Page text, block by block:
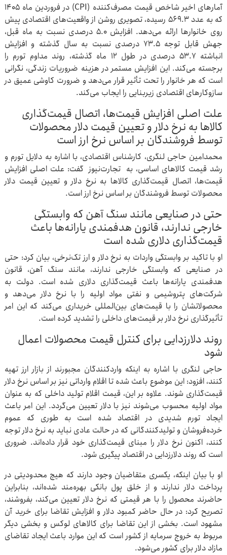
آمارهای اخیر شاخص قیمت مصرف‌کننده (CPI) در فروردین ماه ۱۴۰۵
که به عدد ۵۶۹.۳ رسیده، تصویری روشن از واقعیت‌های اقتصادی پیش
روی خانوارها ارائه می‌دهد. افزایش ۵.۰ درصدی نسبت به ماه قبل،
جهش قابل توجه ۷۳.۵ درصدی نسبت به سال گذشته و افزایش
انباشته ۵۳.۷ درصدی در طول ۱۲ ماه گذشته، روند مداوم تورم را
برجسته می‌کند. این افزایش مستمر در هزینه ضروریات زندگی، نگرانی‌
است که هر خانوار را تحت تأثیر قرار می‌دهد و ضرورت کاوشی عمیق در
سازوکارهای اقتصادی زیربنایی را ایجاب می‌کند.
علت اصلی افزایش قیمت‌ها، اتصال قیمت‌گذاری
کالاها به نرخ دلار و تعیین قیمت دلار محصولات
توسط فروشندگان بر اساس نرخ ارز است
محمدامین حاجی لنگری، کارشناس اقتصادی، با اشاره به دلایل تورم و
رشد قیمت کالاهای اساسی، به تجارت‌نیوز گفت: علت اصلی افزایش
قیمت‌ها، اتصال قیمت‌گذاری کالاها به نرخ دلار و تعیین قیمت دلار
محصولات توسط فروشندگان بر اساس نرخ ارز است.
حتی در صنایعی مانند سنگ آهن که وابستگی
خارجی ندارند، قانون هدفمندی یارانه‌ها باعث
قیمت‌گذاری دلاری شده است
او با تاکید بر وابستگی واردات به نرخ دلار و ارز تک‌نرخی، بیان کرد: حتی
در صنایعی که وابستگی خارجی ندارند، مانند سنگ آهن، قانون
هدفمندی یارانه‌ها باعث قیمت‌گذاری دلاری شده است. دولت به
شرکت‌های پتروشیمی و نفتی مواد اولیه را با نرخ دلار می‌دهد و
محصولاتشان را با قیمت‌های بین‌المللی خریداری می‌کند که این امر
تأثیرگذاری نرخ دلار بر قیمت‌های داخلی را تشدید کرده است.
روند دلارزدایی برای کنترل قیمت محصولات اعمال
شود
حاجی لنگری با اشاره به اینکه واردکنندگان مجبورند از بازار ارز تهیه
کنند، افزود: این موضوع باعث شده تا اقلام وارداتی نیز بر اساس نرخ دلار
قیمت‌گذاری شوند. علاوه بر این، قیمت اقلام تولید داخلی که به عنوان
مواد اولیه محسوب می‌شوند نیز با دلار تعیین می‌گردد. این امر باعث
ایجاد تورم شدیدی در اقتصاد شده است به طوری که عموم
خرده‌فروشان و تولیدکنندگانی که در حالت عادی نباید به نرخ دلار توجه
کنند، اکنون نرخ دلار را مبنای قیمت‌گذاری خود قرار داده‌اند. ضروری
است که روند دلارزدایی در اقتصاد پیگیری شود.
او با بیان اینکه، یکسری متقاضیان وجود دارند که هیچ محدودیتی در
پرداخت دلار ندارند و از خلق پول بانکی بهره‌مند شده‌اند، بنابراین
حاضرند محصول را با هر قیمتی که نرخ دلار تعیین می‌کند، بفروشند،
تصریح کرد: در حال حاضر کمبود دلار و افزایش تقاضا برای خرید آن
مشهود است. بخشی از این تقاضا برای کالاهای لوکس و بخشی دیگر
مربوط به خروج سرمایه از کشور است که این موارد باعث ایجاد تقاضای
مازاد دلار برای کشور می‌شود.